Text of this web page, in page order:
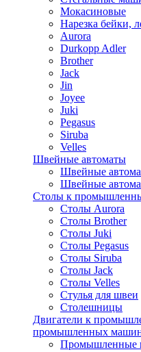
Мокасиновые
Нарезка бейки,
Aurora
Durkopp Adler
Brother
Jack
Jin
Joyee
Juki
Pegasus
Siruba
Velles
Швейные автоматы
Швейные
Швейные
Столы к
Столы Aurora
Столы Brother
Столы Juki
Столы Pegasus
Столы Siruba
Столы Jack
Столы Velles
Стулья для швеи
Столешницы
Двигатели к
промышленных
Промышленные